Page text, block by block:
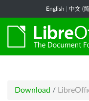
English 中文 (
Download /